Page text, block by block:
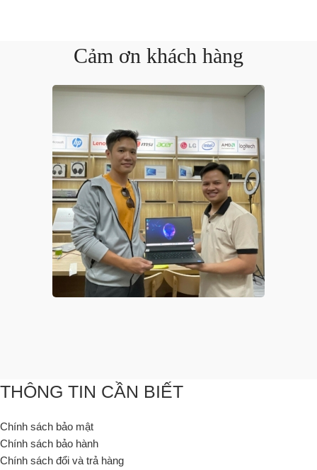
Cảm ơn khách hàng
THÔNG TIN CẦN BIẾT
Chính sách bảo mật
Chính sách bảo hành
Chính sách đổi và trả hàng